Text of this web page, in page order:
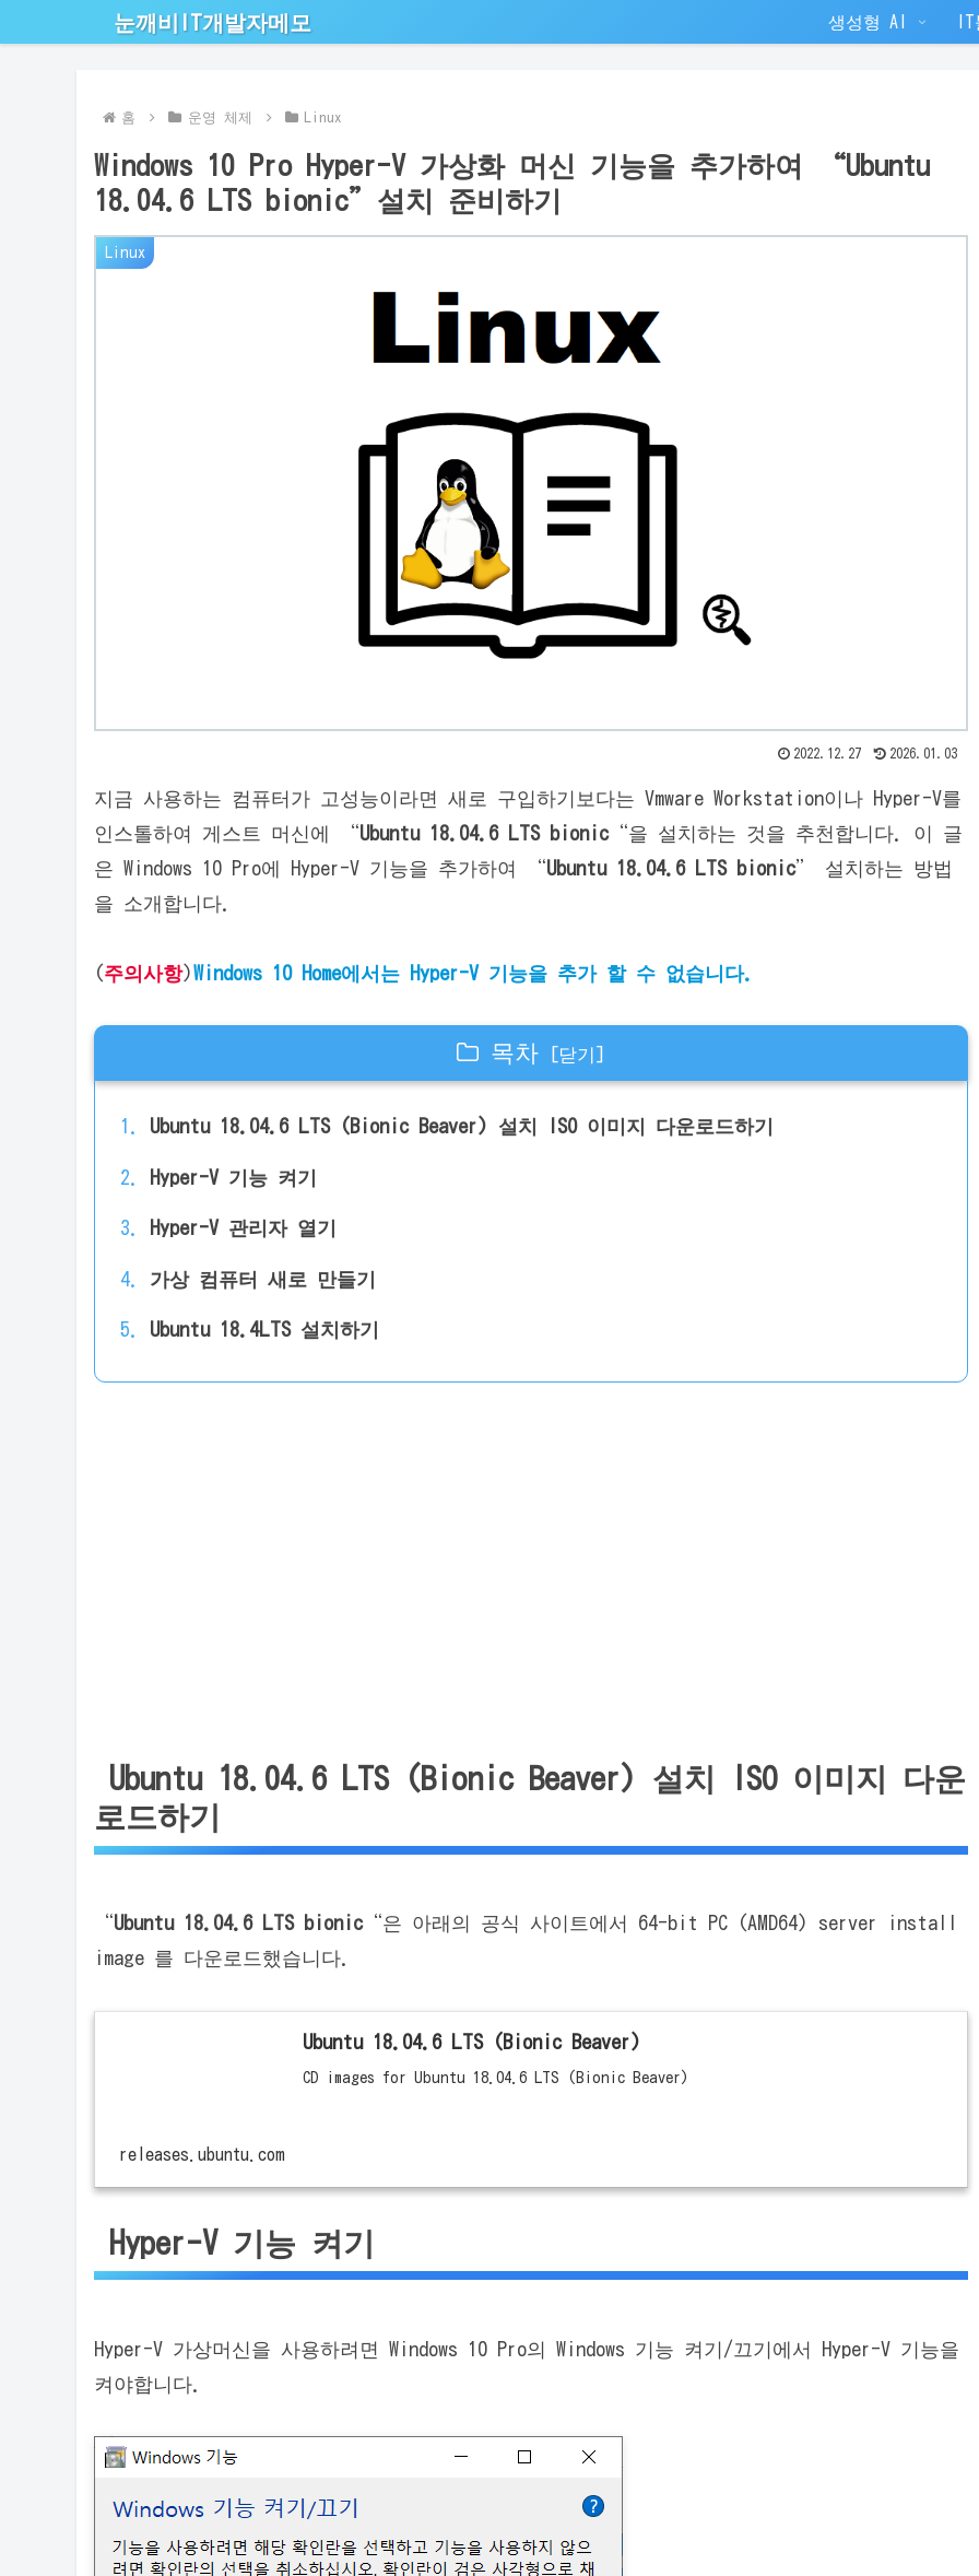
눈깨비IT개발자메모 생성형 AI
홈 운영 체제 Linux
Windows 10 Pro Hyper-V 가상화 머신 기능을 추가하여 “Ubuntu
18.04.6 LTS bionic”설치 준비하기
Linux
2022.12.27 2026.01.03
지금 사용하는 컴퓨터가 고성능이라면 새로 구입하기보다는 Vmware Workstation이나 Hyper-V를
인스톨하여 게스트 머신에 “ Ubuntu 18.04.6 LTS bionic“을 설치하는 것을 추천합니다. 이 글
은 Windows 10 Pro에 Hyper-V 기능을 추가하여 “ Ubuntu 18.04.6 LTS bionic” 설치하는 방법
을 소개합니다.
(주의사항)Windows 10 Home에서는 Hyper-V 기능을 추가 할 수 없습니다.
목차
Ubuntu 18.04.6 LTS (Bionic Beaver) 설치 ISO 이미지 다운로드하기
Hyper-V 기능 켜기
Hyper-V 관리자 열기
가상 컴퓨터 새로 만들기
Ubuntu 18.4LTS 설치하기
Ubuntu 18.04.6 LTS (Bionic Beaver) 설치 ISO 이미지 다운
로드하기
“Ubuntu 18.04.6 LTS bionic“은 아래의 공식 사이트에서 64-bit PC (AMD64) server install
image 를 다운로드했습니다.
Ubuntu 18.04.6 LTS (Bionic Beaver)
CD images for Ubuntu 18.04.6 LTS (Bionic Beaver)
releases.ubuntu.com
Hyper-V 기능 켜기
Hyper-V 가상머신을 사용하려면 Windows 10 Pro의 Windows 기능 켜기/끄기에서 Hyper-V 기능을
켜야합니다.